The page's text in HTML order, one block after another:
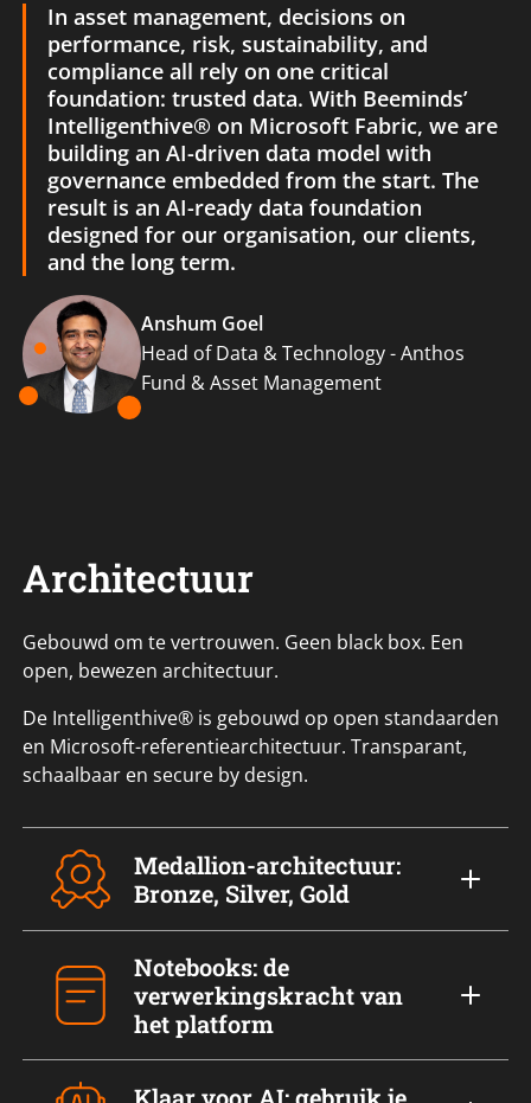
In asset management, decisions on
performance, risk, sustainability, and
compliance all rely on one critical
foundation: trusted data. With Beeminds’
Intelligenthive® on Microsoft Fabric, we are
building an AI-driven data model with
governance embedded from the start. The
result is an AI-ready data foundation
designed for our organisation, our clients,
and the long term.
Anshum Goel
Head of Data & Technology - Anthos
Fund & Asset Management
Architectuur
Gebouwd om te vertrouwen. Geen black box. Een
open, bewezen architectuur.
De Intelligenthive® is gebouwd op open standaarden
en Microsoft-referentiearchitectuur. Transparant,
schaalbaar en secure by design.
Medallion-architectuur:
Bronze, Silver, Gold
Notebooks: de
verwerkingskracht van
het platform